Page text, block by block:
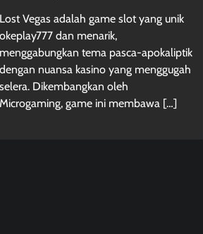
Lost Vegas adalah game slot yang unik
okeplay777 dan menarik,
menggabungkan tema pasca-apokaliptik
dengan nuansa kasino yang menggugah
selera. Dikembangkan oleh
Microgaming, game ini membawa […]